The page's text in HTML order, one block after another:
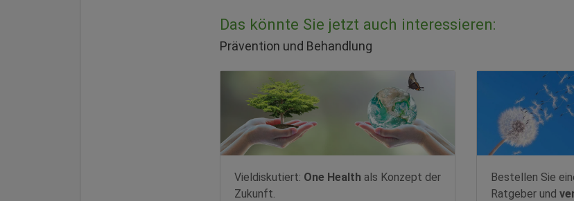
Das könnte Sie jetzt auch interessieren:
Prävention und Behandlung
Vieldiskutiert: One Health als Konzept der
Zukunft.
Bestellen Sie
Ratgeber und